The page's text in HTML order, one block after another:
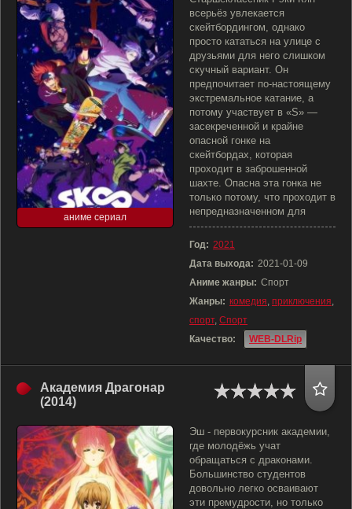
аниме сериал
всерьёз увлекается
скейтбордингом, однако
просто кататься на улице с
друзьями для него слишком
скучный вариант. Он
предпочитает по-настоящему
экстремальное катание, а
потому участвует в «S» —
засекреченной и крайне
опасной гонке на
скейтбордах, которая
проходит в заброшенной
шахте. Опасна эта гонка не
только потому, что проходит в
непредназначенном для
Год: 2021
Дата выхода: 2021-01-09
Аниме жанры: Спорт
Жанры: комедия, приключения,
спорт, Спорт
Качество:
WEB-DLRip
Академия Драгонар
(2014)
Эш - первокурсник академии,
где молодёжь учат
обращаться с драконами.
Большинство студентов
довольно легко осваивают
эти премудрости, но только